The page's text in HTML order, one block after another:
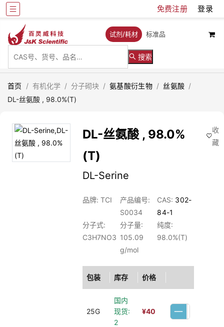
免费注册 登录
试剂/耗材 标准品
搜索
首页 / 有机化学 / 分子砌块 / 氨基酸衍生物 / 丝氨酸 /
DL-丝氨酸 , 98.0%(T)
DL-丝氨酸 , 98.0%
(T)
DL-Serine
品牌: TCI
产品编号:
S0034
CAS: 302-
84-1
分子式:
C3H7NO3
分子量:
105.09
g/mol
纯度:
98.0%(T)
包装 库存 价格
25G
国内
现货:
2
¥40
收
藏